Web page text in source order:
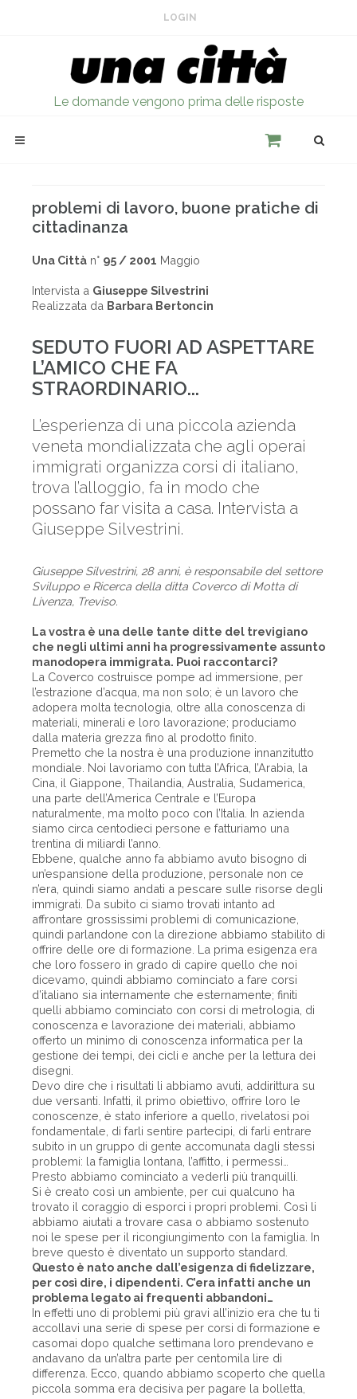
LOGIN
Le domande vengono prima delle risposte
problemi di lavoro, buone pratiche di
cittadinanza
Una Città n° 95 / 2001 Maggio
Intervista a Giuseppe Silvestrini
Realizzata da Barbara Bertoncin
SEDUTO FUORI AD ASPETTARE
L’AMICO CHE FA
STRAORDINARIO...
L’esperienza di una piccola azienda
veneta mondializzata che agli operai
immigrati organizza corsi di italiano,
trova l’alloggio, fa in modo che
possano far visita a casa. Intervista a
Giuseppe Silvestrini.
Giuseppe Silvestrini, 28 anni, è responsabile del settore
Sviluppo e Ricerca della ditta Coverco di Motta di
Livenza, Treviso.
La vostra è una delle tante ditte del trevigiano
che negli ultimi anni ha progressivamente assunto
manodopera immigrata. Puoi raccontarci?
La Coverco costruisce pompe ad immersione, per
l’estrazione d’acqua, ma non solo; è un lavoro che
adopera molta tecnologia, oltre alla conoscenza di
materiali, minerali e loro lavorazione; produciamo
dalla materia grezza fino al prodotto finito.
Premetto che la nostra è una produzione innanzitutto
mondiale. Noi lavoriamo con tutta l’Africa, l’Arabia, la
Cina, il Giappone, Thailandia, Australia, Sudamerica,
una parte dell’America Centrale e l’Europa
naturalmente, ma molto poco con l’Italia. In azienda
siamo circa centodieci persone e fatturiamo una
trentina di miliardi l’anno.
Ebbene, qualche anno fa abbiamo avuto bisogno di
un’espansione della produzione, personale non ce
n’era, quindi siamo andati a pescare sulle risorse degli
immigrati. Da subito ci siamo trovati intanto ad
affrontare grossissimi problemi di comunicazione,
quindi parlandone con la direzione abbiamo stabilito di
offrire delle ore di formazione. La prima esigenza era
che loro fossero in grado di capire quello che noi
dicevamo, quindi abbiamo cominciato a fare corsi
d’italiano sia internamente che esternamente; finiti
quelli abbiamo cominciato con corsi di metrologia, di
conoscenza e lavorazione dei materiali, abbiamo
offerto un minimo di conoscenza informatica per la
gestione dei tempi, dei cicli e anche per la lettura dei
disegni.
Devo dire che i risultati li abbiamo avuti, addirittura su
due versanti. Infatti, il primo obiettivo, offrire loro le
conoscenze, è stato inferiore a quello, rivelatosi poi
fondamentale, di farli sentire partecipi, di farli entrare
subito in un gruppo di gente accomunata dagli stessi
problemi: la famiglia lontana, l’affitto, i permessi…
Presto abbiamo cominciato a vederli più tranquilli.
Si è creato così un ambiente, per cui qualcuno ha
trovato il coraggio di esporci i propri problemi. Così li
abbiamo aiutati a trovare casa o abbiamo sostenuto
noi le spese per il ricongiungimento con la famiglia. In
breve questo è diventato un supporto standard.
Questo è nato anche dall’esigenza di fidelizzare,
per così dire, i dipendenti. C’era infatti anche un
problema legato ai frequenti abbandoni…
In effetti uno di problemi più gravi all’inizio era che tu ti
accollavi una serie di spese per corsi di formazione e
casomai dopo qualche settimana loro prendevano e
andavano da un’altra parte per centomila lire di
differenza. Ecco, quando abbiamo scoperto che quella
piccola somma era decisiva per pagare la bolletta,